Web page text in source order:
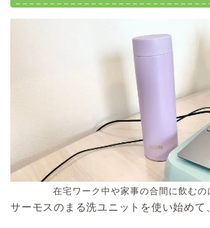
在宅ワーク中や家事の合間に飲むの
サーモスのまる洗ユニットを使い始めて、